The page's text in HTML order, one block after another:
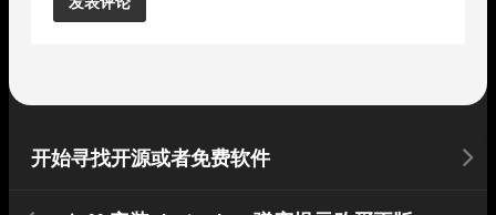
开始寻找开源或者免费软件